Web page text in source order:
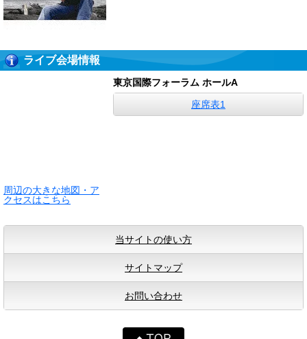
ライブ会場情報
周辺の大きな地図・ア
クセスはこちら
東京国際フォーラム ホールA
座席表1
当サイトの使い方
サイトマップ
お問い合わせ